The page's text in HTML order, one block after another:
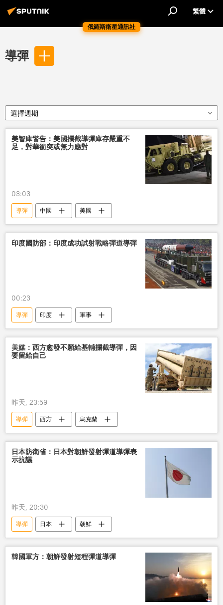
俄羅斯衛星通訊社
繁體
導彈
選擇週期
美智庫警告：美國攔截導彈庫存嚴重不
足，對華衝突或無力應對
03:03
導彈 中國 美國
印度國防部：印度成功試射戰略彈道導彈
00:23
導彈 印度 軍事
美媒：西方愈發不願給基輔攔截導彈，因
要留給自己
昨天, 23:59
導彈 西方 烏克蘭
日本防衛省：日本對朝鮮發射彈道導彈表
示抗議
昨天, 20:30
導彈 日本 朝鮮
韓國軍方：朝鮮發射短程彈道導彈